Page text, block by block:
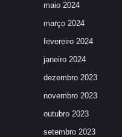
maio 2024
março 2024
fevereiro 2024
janeiro 2024
dezembro 2023
novembro 2023
outubro 2023
setembro 2023